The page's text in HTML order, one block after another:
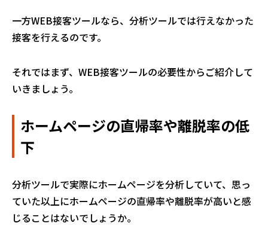
一方WEB接客ツールなら、分析ツールでは行えなかった
接客を行えるのです。
それではまず、WEB接客ツールの必要性からご紹介して
いきましょう。
ホームページの直帰率や離脱率の低
下
分析ツールで実際にホームページを分析していて、思っ
ていた以上にホームページの直帰率や離脱率が高いと感
じることはないでしょうか。